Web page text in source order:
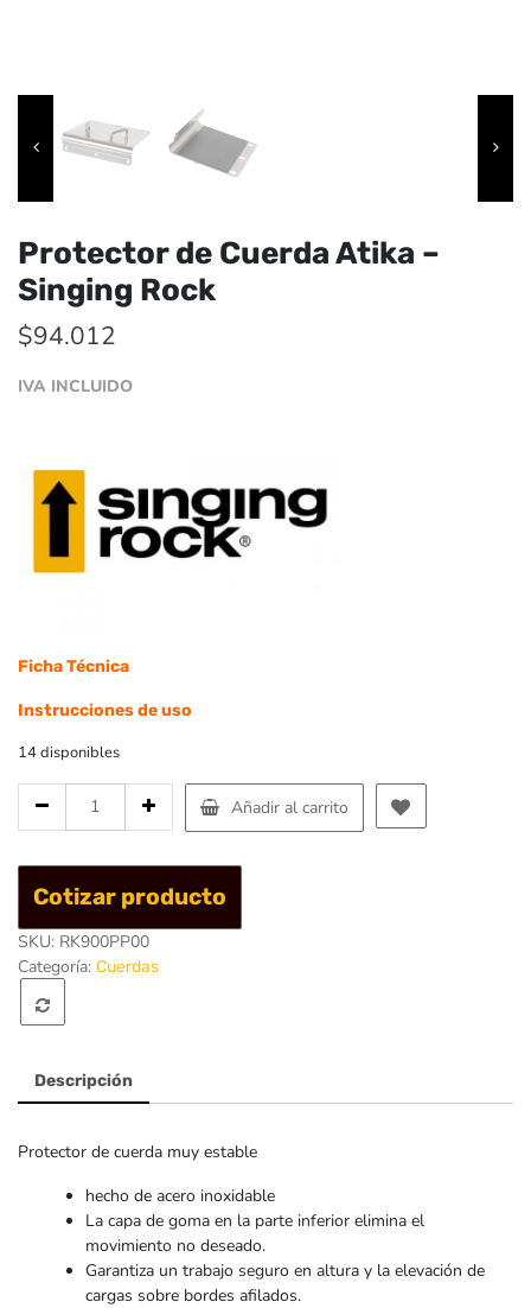
Protector de Cuerda Atika –
Singing Rock
$94.012
IVA INCLUIDO
Ficha Técnica
Instrucciones de uso
14 disponibles
Cantidad
de
Cuerda
-
Singing
Añadir al carrito
Cotizar producto
SKU: RK900PP00
Categoría: Cuerdas
Descripción
Protector de cuerda muy estable
hecho de acero inoxidable
La capa de goma en la parte inferior elimina el
movimiento no deseado.
Garantiza un trabajo seguro en altura y la elevación de
cargas sobre bordes afilados.